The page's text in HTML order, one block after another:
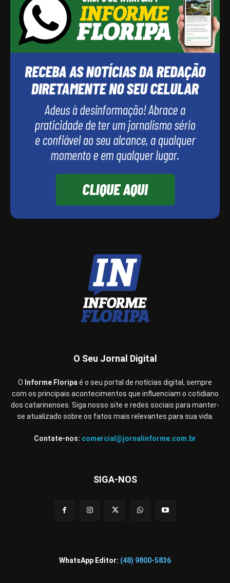
O Seu Jornal Digital
O Informe Floripaé o seu portal de notícias digital, sempre
com os principais acontecimentos que influenciam o cotidiano
dos catarinenses. Siga nosso site e redes sociais para manter-
se atualizado sobre os fatos mais relevantes para sua vida.
Contate-nos: comercial@jornalinforme.com.br
SIGA-NOS
WhatsApp Editor: (48) 9800-5836